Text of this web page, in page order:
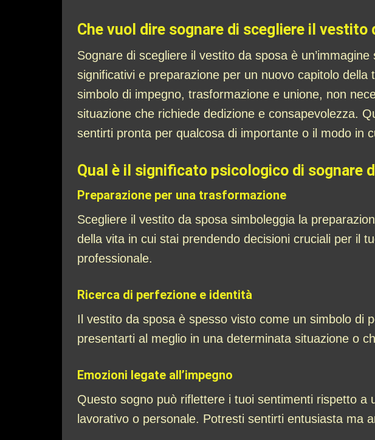
Che vuol dire sognare di scegliere il vestito
Sognare di scegliere il vestito da sposa è
significativi e preparazione per un nuovo capitolo
simbolo di impegno, trasformazione e unione, non
situazione che richiede dedizione e consapevolezza.
sentirti pronta per qualcosa di importante o il modo in
Qual è il significato psicologico di sognare
Preparazione per una trasformazione
Scegliere il vestito da sposa simboleggia la
della vita in cui stai prendendo decisioni cruciali per il
professionale.
Ricerca di perfezione e identità
Il vestito da sposa è spesso visto come un simbolo di
presentarti al meglio in una determinata situazione o
Emozioni legate all’impegno
Questo sogno può riflettere i tuoi sentimenti rispetto
lavorativo o personale. Potresti sentirti entusiasta ma